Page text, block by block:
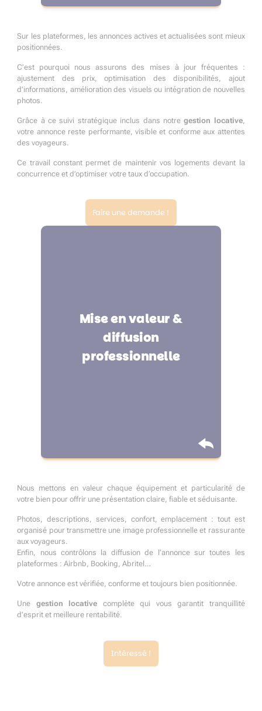
Sur les plateformes, les annonces actives et actualisées sont mieux
positionnées.
C’est pourquoi nous assurons des mises à jour fréquentes :
ajustement des prix, optimisation des disponibilités, ajout
d’informations, amélioration des visuels ou intégration de nouvelles
photos.
Grâce à ce suivi stratégique inclus dans notregestion locative,
votre annonce reste performante, visible et conforme aux attentes
des voyageurs.
Ce travail constant permet de maintenir vos logements devant la
concurrence et d’optimiser votre taux d’occupation.
Faire une demande !
Mise en valeur &
diffusion
professionnelle
Valorisation complète de
votre logement à Soyaux
Nous mettons en valeur chaque équipement et particularité de
votre bien pour offrir une présentation claire, fiable et séduisante.
Photos, descriptions, services, confort, emplacement : tout est
organisé pour transmettre une image professionnelle et rassurante
aux voyageurs.
Enfin, nous contrôlons la diffusion de l’annonce sur toutes les
plateformes : Airbnb, Booking, Abritel…
Votre annonce est vérifiée, conforme et toujours bien positionnée.
Une gestion locative complète qui vous garantit tranquillité
d’esprit et meilleure rentabilité.
Intéressé !